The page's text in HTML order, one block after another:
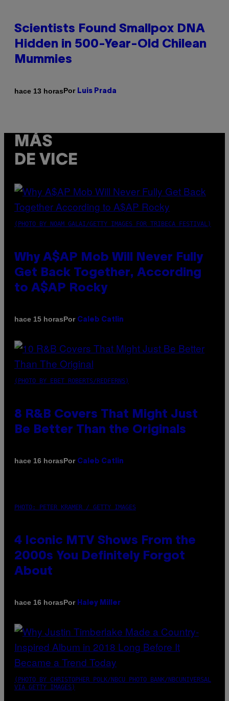
Scientists Found Smallpox DNA
Hidden in 500-Year-Old Chilean
Mummies
hace 13 horasPor Luis Prada
MÁS
DE VICE
(PHOTO BY NOAM GALAI/GETTY IMAGES FOR TRIBECA FESTIVAL)
Why A$AP Mob Will Never Fully
Get Back Together, According
to A$AP Rocky
hace 15 horasPor Caleb Catlin
(PHOTO BY EBET ROBERTS/REDFERNS)
8 R&B Covers That Might Just
Be Better Than the Originals
hace 16 horasPor Caleb Catlin
PHOTO: PETER KRAMER / GETTY IMAGES
4 Iconic MTV Shows From the
2000s You Definitely Forgot
About
hace 16 horasPor Haley Miller
(PHOTO BY CHRISTOPHER POLK/NBCU PHOTO BANK/NBCUNIVERSAL
VIA GETTY IMAGES)